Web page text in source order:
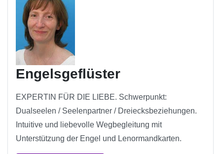
Engelsgeflüster
EXPERTIN FÜR DIE LIEBE. Schwerpunkt:
Dualseelen / Seelenpartner / Dreiecksbeziehungen.
Intuitive und liebevolle Wegbegleitung mit
Unterstützung der Engel und Lenormandkarten.